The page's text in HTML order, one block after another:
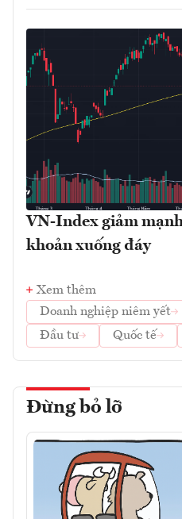
VN-Index giảm
khoản xuống đáy
Xem thêm
Doanh nghiệp niêm yết
Đầu tư
Quốc tế
Đừng bỏ lỡ